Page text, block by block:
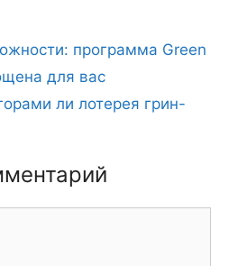
программа Green
для вас
ли лотерея грин-